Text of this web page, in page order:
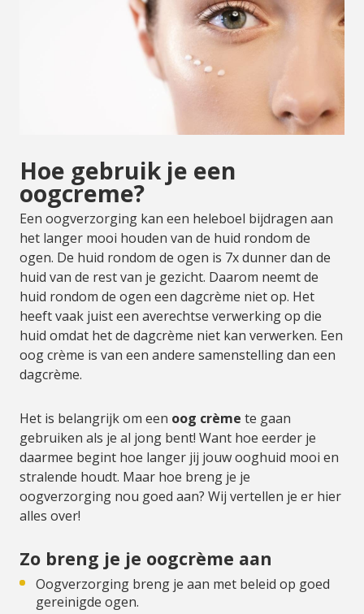
Hoe gebruik je een
oogcreme?
Een oogverzorging kan een heleboel bijdragen aan
het langer mooi houden van de huid rondom de
ogen. De huid rondom de ogen is 7x dunner dan de
huid van de rest van je gezicht. Daarom neemt de
huid rondom de ogen een dagcrème niet op. Het
heeft vaak juist een averechtse verwerking op die
huid omdat het de dagcrème niet kan verwerken. Een
oog crème is van een andere samenstelling dan een
dagcrème.
Het is belangrijk om een oog crème te gaan
gebruiken als je al jong bent! Want hoe eerder je
daarmee begint hoe langer jij jouw ooghuid mooi en
stralende houdt. Maar hoe breng je je
oogverzorging nou goed aan? Wij vertellen je er hier
alles over!
Zo breng je je oogcrème aan
Oogverzorging breng je aan met beleid op goed
gereinigde ogen.